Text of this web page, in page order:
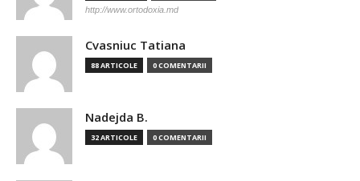
http://www.ortodoxia.md
Cvasniuc Tatiana
88 ARTICOLE 0 COMENTARII
Nadejda B.
32 ARTICOLE 0 COMENTARII